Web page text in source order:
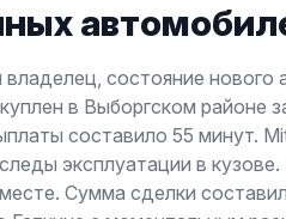
состояние нового
в Выборгском районе
составило 55 минут.
эксплуатации в
Сумма сделки